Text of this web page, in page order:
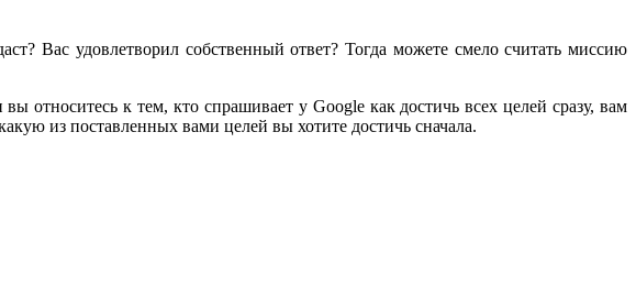
Вас удовлетворил собственный ответ? Тогда можете смело считать миссию
относитесь к тем, кто спрашивает у Google как достичь всех целей сразу, вам
из поставленных вами целей вы хотите достичь сначала.